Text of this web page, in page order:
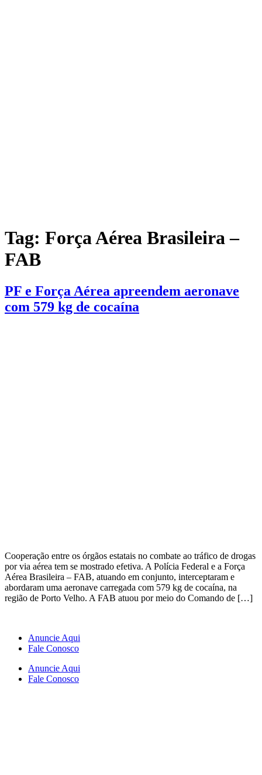
Tag: Força Aérea Brasileira –
FAB
PF e Força Aérea apreendem aeronave
com 579 kg de cocaína
Cooperação entre os órgãos estatais no combate ao tráfico de drogas
por via aérea tem se mostrado efetiva. A Polícia Federal e a Força
Aérea Brasileira – FAB, atuando em conjunto, interceptaram e
abordaram uma aeronave carregada com 579 kg de cocaína, na
região de Porto Velho. A FAB atuou por meio do Comando de […]
Anuncie Aqui
Fale Conosco
Anuncie Aqui
Fale Conosco